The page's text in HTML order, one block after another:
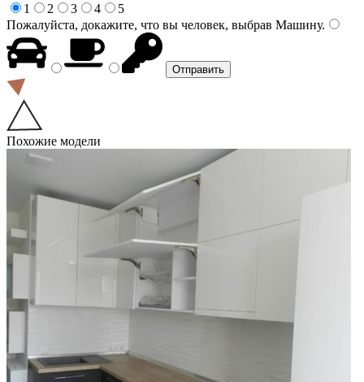
1
2 3 4
5
Пожалуйста, докажите, что вы человек, выбрав Машину.
Похожие модели